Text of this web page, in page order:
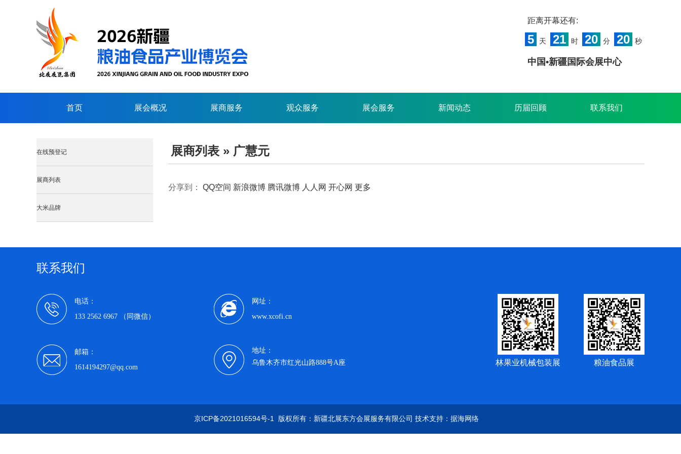
距离开幕还有:
5 天 21 时 20 分 19 秒
中国•新疆国际会展中心
首页 展会概况 展商服务 观众服务 展会服务 新闻动态 历届回顾 联系我们
在线预登记
展商列表
大米品牌
展商列表 » 广慧元
分享到： QQ空间 新浪微博 腾讯微博 人人网 开心网 更多
联系我们
电话：
133 2562 6967 （同微信）
网址：
www.xcofi.cn
邮箱：
1614194297@qq.com
地址：
乌鲁木齐市红光山路888号A座
粮油食品展
林果业机械包装展
京ICP备2021016594号-1 版权所有：新疆北展东方会展服务有限公司 技术支持：据海网络